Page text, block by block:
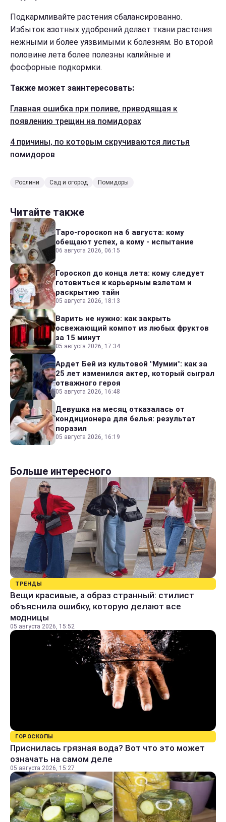
Подкармливайте растения сбалансированно.
Избыток азотных удобрений делает ткани растения
нежными и более уязвимыми к болезням. Во второй
половине лета более полезны калийные и
фосфорные подкормки.
Также может заинтересовать:
Главная ошибка при поливе, приводящая к
появлению трещин на помидорах
4 причины, по которым скручиваются листья
помидоров
Рослини Сад и огород Помидоры
Читайте также
Таро-гороскоп на 6 августа: кому
обещают успех, а кому - испытание
06 августа 2026, 06:15
Гороскоп до конца лета: кому следует
готовиться к карьерным взлетам и
раскрытию тайн
05 августа 2026, 18:13
Варить не нужно: как закрыть
освежающий компот из любых фруктов
за 15 минут
05 августа 2026, 17:34
Ардет Бей из культовой "Мумии": как за
25 лет изменился актер, который сыграл
отважного героя
05 августа 2026, 16:48
Девушка на месяц отказалась от
кондиционера для белья: результат
поразил
05 августа 2026, 16:19
Больше интересного
ТРЕНДЫ
Вещи красивые, а образ странный: стилист
объяснила ошибку, которую делают все
модницы
05 августа 2026, 15:52
ГОРОСКОПЫ
Приснилась грязная вода? Вот что это может
означать на самом деле
05 августа 2026, 15:27